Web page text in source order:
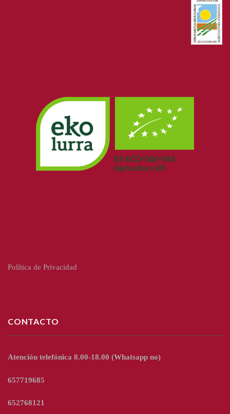
Política de Privacidad
CONTACTO
Atención telefónica 8.00-18.00 (Whatsapp no)
657719685
652768121